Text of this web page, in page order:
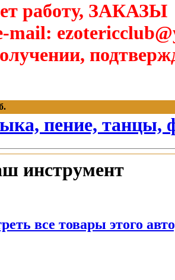
работу, ЗАКАЗЫ
пение, танцы,
инструмент
все товары этого